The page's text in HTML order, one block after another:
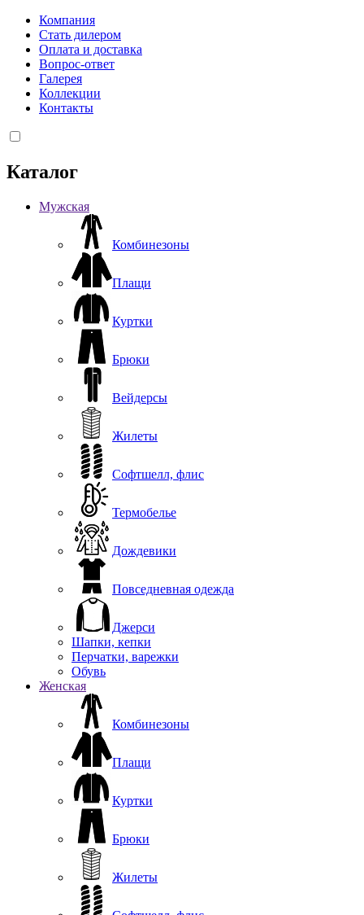
Компания
Стать дилером
Оплата и доставка
Вопрос-ответ
Галерея
Коллекции
Контакты
Каталог
Мужская
Комбинезоны
Плащи
Куртки
Брюки
Вейдерсы
Жилеты
Софтшелл, флис
Термобелье
Дождевики
Повседневная одежда
Джерси
Шапки, кепки
Перчатки, варежки
Обувь
Женская
Комбинезоны
Плащи
Куртки
Брюки
Жилеты